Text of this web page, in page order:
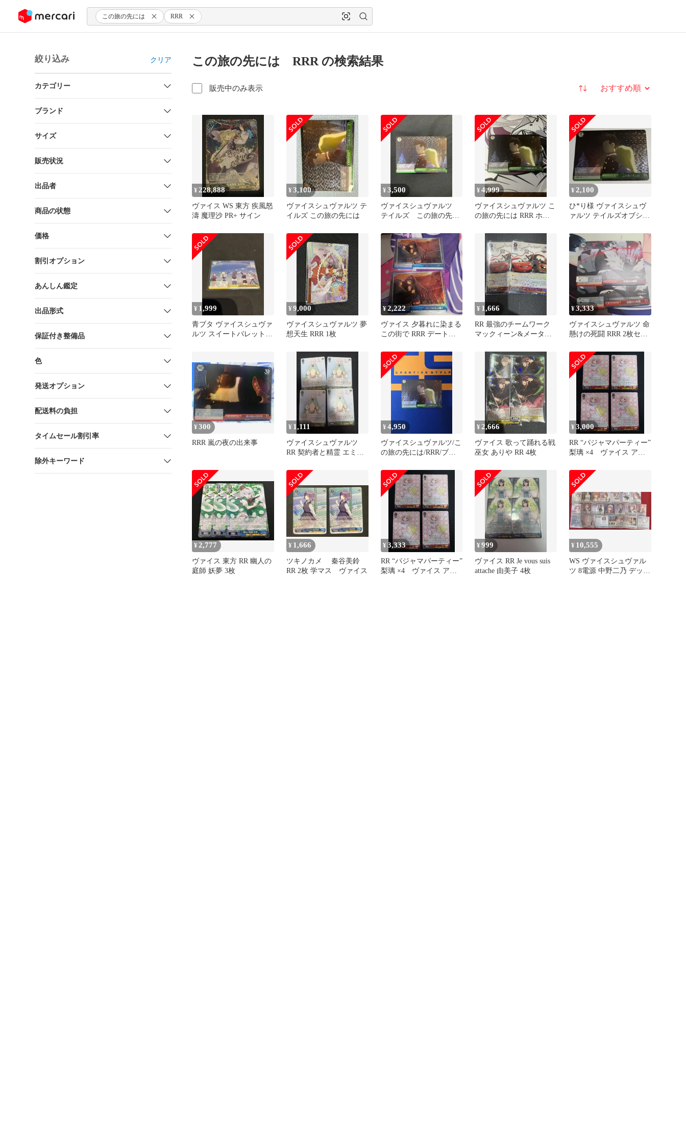
ツにスキップ この旅の先には RRR
絞り込み クリア
カテゴリー
ブランド
サイズ
販売状況
出品者
商品の状態
価格
割引オプション
あんしん鑑定
出品形式
保証付き整備品
色
発送オプション
配送料の負担
タイムセール割引率
除外キーワード
この旅の先には RRR の検索結果
販売中のみ表示 並び替え
¥ 228,888
ヴァイス WS 東方 疾風怒
濤 魔理沙 PR+ サイン
¥3,100
ヴァイスシュヴァルツ テ
イルズ この旅の先には
¥3,500
ヴァイスシュヴァルツ
テイルズ この旅の先に
¥4,999
ヴァイスシュヴァルツ こ
の旅の先には RRR ホイ
¥ 2,100
ひ*り様 ヴァイスシュヴ
ァルツ テイルズオブシリ
RRR 〆
¥ 1,999
青ブタ ヴァイスシュヴァ
ルツ スイートバレット
¥9,000
ヴァイスシュヴァルツ 夢
想天生 RRR 1枚
¥2,222
ヴァイス 夕暮れに染まる
この街で RRR デート・
枚セット
¥ 1,666
RR 最強のチームワーク
マックィーン&メーター
¥3,333
ヴァイスシュヴァルツ 命
懸けの死闘 RRR 2枚セッ
¥300
RRR 嵐の夜の出来事
¥ 1,111
ヴァイスシュヴァルツ
RR 契約者と精霊 エミリ
¥4,950
ヴァイスシュヴァルツ/こ
の旅の先には/RRR/ブー
オブ シリーズ
¥ 2,666
ヴァイス 歌って踊れる戦
巫女 ありや RR 4枚
¥3,000
RR “パジャマパーティー”
梨璃 ×4 ヴァイス アサ
¥ 2,777
ヴァイス 東方 RR 幽人の
庭師 妖夢 3枚
¥ 1,666
ツキノカメ 秦谷美鈴
RR 2枚 学マス ヴァイス
¥3,333
RR “パジャマパーティー”
梨璃 ×4 ヴァイス アサ
¥999
ヴァイス RR Je vous suis
attache 由美子 4枚
¥ 10,555
WS ヴァイスシュヴァル
ツ 8電源 中野二乃 デッキ